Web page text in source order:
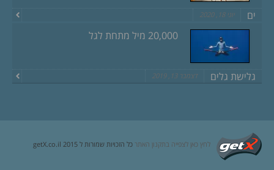
ים יוני 18, 2020
20,000 מיל מתחת לגל
גלישת גלים דצמבר 13, 2019
לחץ כאן לצפייה בתקנון האתר כל הזכויות שמורות ל getX.co.il 2015